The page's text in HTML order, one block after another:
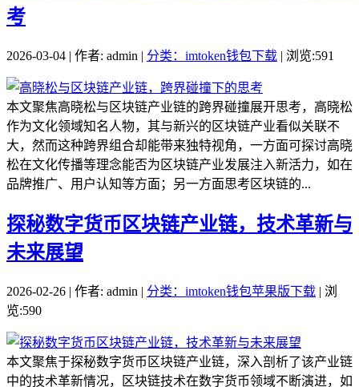
考
2026-03-04 | 作者: admin | 分类：imtoken钱包下载 | 浏览:591
本文聚焦高晓松与区块链产业链的跨界碰撞展开思考，高晓松
作为文化领域知名人物，其与新兴的区块链产业看似关联不
大，然而这种跨界组合却能带来独特视角，一方面可探讨高晓
松在文化传播等理念能否为区块链产业发展注入新活力，如在
品牌推广、用户认知等方面；另一方面思考区块链的...
探秘数字货币区块链产业链，技术革新与
未来展望
2026-02-26 | 作者: admin | 分类：imtoken钱包苹果版下载 | 浏
览:590
本文聚焦于探秘数字货币区块链产业链，深入剖析了该产业链
中的技术革新情况，区块链技术在数字货币领域不断演进，如